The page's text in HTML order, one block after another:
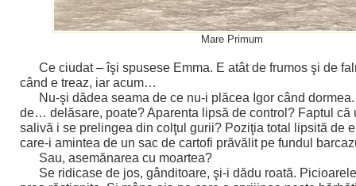
Mare Primum
Ce ciudat – îşi spusese Emma. E atât de frumos şi de
când e treaz, iar acum…
Nu-şi dădea seama de ce nu-i plăcea Igor când
de… delăsare, poate? Aparenta lipsă de control? Faptul că
salivă i se prelingea din colţul gurii? Poziţia total lipsită de
care-i amintea de un sac de cartofi prăvălit pe fundul
Sau, asemănarea cu moartea?
Se ridicase de jos, gânditoare, şi-i dădu roată.